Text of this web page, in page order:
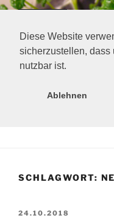
Diese Website
sicherzustellen, dass
nutzbar ist.
Ablehnen
Zum
springen
G-PDA.®
gärtners persönlicher
digital assistant
SCHLAGWORT:
VERÖFFENTLICHT
24.10.2018